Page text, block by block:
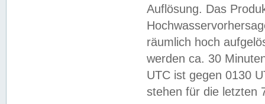
Auflösung. Das
räumlich hoch
werden ca. 30
UTC ist gegen 0130
stehen für die letzten